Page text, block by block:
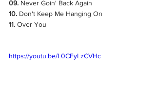
09. Never Goin' Back Again
10. Don't Keep Me Hanging On
11. Over You
https://youtu.be/L0CEyLzCVHc